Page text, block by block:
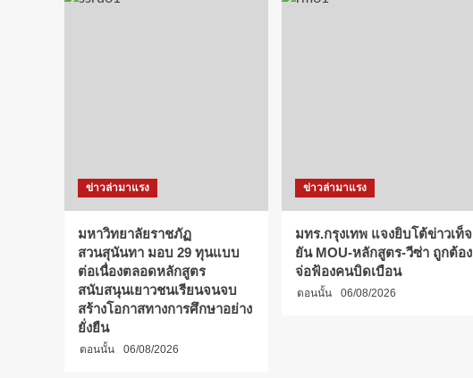
ข่าวล่ามาแรง
มหาวิทยาลัยราชภัฏ
สวนสุนันทา มอบ 29 ทุนแบบ
ต่อเนื่องตลอดหลักสูตร
สนับสนุนเยาวชนเรียนจนจบ
สร้างโอกาสทางการศึกษาอย่าง
ยั่งยืน
ตอนนั้น 06/08/2026
ข่าวล่ามาแรง
มทร.กรุงเทพ แจงยิบโต้ข่าวเท็จ
ยัน MOU-หลักสูตร-วีซ่า ถูกต้อง
จ่อฟ้องคนบิดเบือน
ตอนนั้น 06/08/2026